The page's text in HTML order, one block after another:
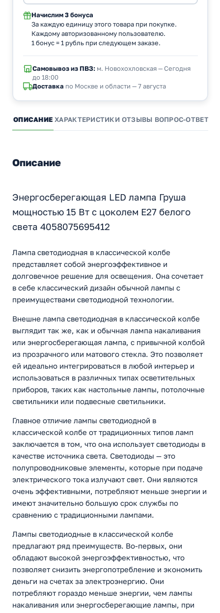
Начислим 3 бонуса
За каждую единицу этого товара при покупке.
Каждому авторизованному пользователю.
1 бонус = 1 рубль при следующем заказе.
Самовывоз из ПВЗ:м. Новохохловская — Сегодня
до 18:00
Доставка по Москве и области — 7 августа
ОПИСАНИЕ ХАРАКТЕРИСТИКИ ОТЗЫВЫ ВОПРОС-ОТВЕТ
Описание
Энергосберегающая LED лампа Груша
мощностью 15 Вт с цоколем E27 белого
света 4058075695412
Лампа светодиодная в классической колбе
представляет собой энергоэффективное и
долговечное решение для освещения. Она сочетает
в себе классический дизайн обычной лампы с
преимуществами светодиодной технологии.
Внешне лампа светодиодная в классической колбе
выглядит так же, как и обычная лампа накаливания
или энергосберегающая лампа, с привычной колбой
из прозрачного или матового стекла. Это позволяет
ей идеально интегрироваться в любой интерьер и
использоваться в различных типах осветительных
приборов, таких как настольные лампы, потолочные
светильники или подвесные светильники.
Главное отличие лампы светодиодной в
классической колбе от традиционных типов ламп
заключается в том, что она использует светодиоды в
качестве источника света. Светодиоды — это
полупроводниковые элементы, которые при подаче
электрического тока излучают свет. Они являются
очень эффективными, потребляют меньше энергии и
имеют значительно большую срок службы по
сравнению с традиционными лампами.
Лампы светодиодные в классической колбе
предлагают ряд преимуществ. Во-первых, они
обладают высокой энергоэффективностью, что
позволяет снизить энергопотребление и экономить
деньги на счетах за электроэнергию. Они
потребляют гораздо меньше энергии, чем лампы
накаливания или энергосберегающие лампы, при